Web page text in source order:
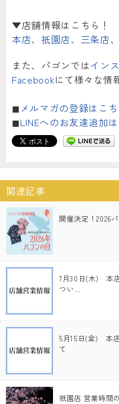
▼店舗情報はこちら！
本店、 祇園店、 三条店、
また、パゴンではイン
Facebookにて様々な情
◼︎メルマガの登録はこち
◼︎LINEへのお友達追加
関連記事
開催決定！2026
7月30日(木) 本
つい…
5月15日(金) 本
て
祇園店 営業時間